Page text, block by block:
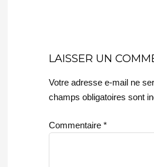
LAISSER UN
Votre adresse e-mail ne
champs obligatoires sont
Commentaire *